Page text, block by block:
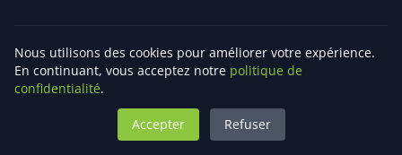
Nous utilisons des cookies pour améliorer votre expérience.
En continuant, vous acceptez notre politique de
confidentialité.
Accepter Refuser
© 2025 e-Guyane. Tous droits réservés. | Informatique et
Solutions en Guyane française